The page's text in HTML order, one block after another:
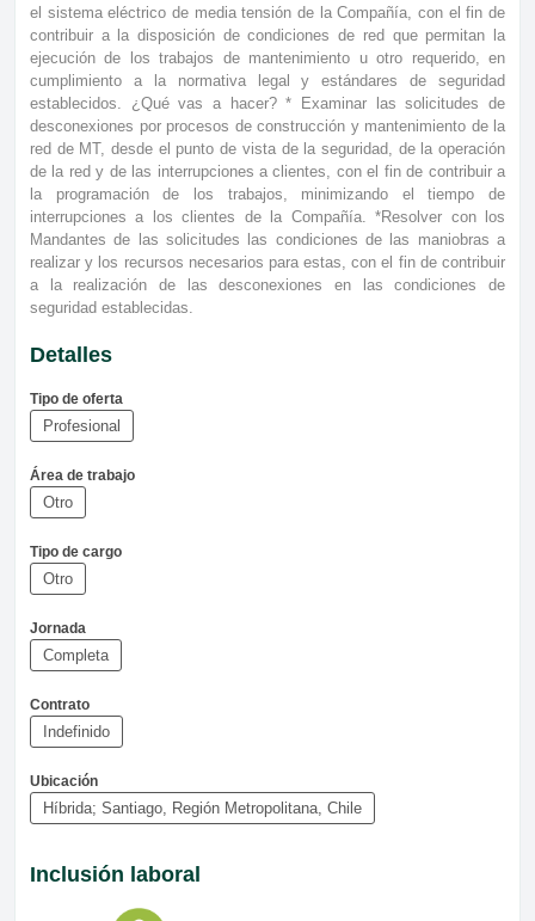
el sistema eléctrico de media tensión de la Compañía, con el fin de
contribuir a la disposición de condiciones de red que permitan la
ejecución de los trabajos de mantenimiento u otro requerido, en
cumplimiento a la normativa legal y estándares de seguridad
establecidos. ¿Qué vas a hacer? * Examinar las solicitudes de
desconexiones por procesos de construcción y mantenimiento de la
red de MT, desde el punto de vista de la seguridad, de la operación
de la red y de las interrupciones a clientes, con el fin de contribuir a
la programación de los trabajos, minimizando el tiempo de
interrupciones a los clientes de la Compañía. *Resolver con los
Mandantes de las solicitudes las condiciones de las maniobras a
realizar y los recursos necesarios para estas, con el fin de contribuir
a la realización de las desconexiones en las condiciones de
seguridad establecidas.
Detalles
Tipo de oferta
Profesional
Área de trabajo
Otro
Tipo de cargo
Otro
Jornada
Completa
Contrato
Indefinido
Ubicación
Híbrida; Santiago, Región Metropolitana, Chile
Inclusión laboral